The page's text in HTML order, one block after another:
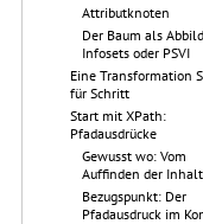
Attributknoten
Der Baum als
Infosets oder PSVI
Eine Transformation
für Schritt
Start mit XPath:
Pfadausdrücke
Gewusst wo: Vom
Auffinden der
Bezugspunkt: Der
Pfadausdruck im